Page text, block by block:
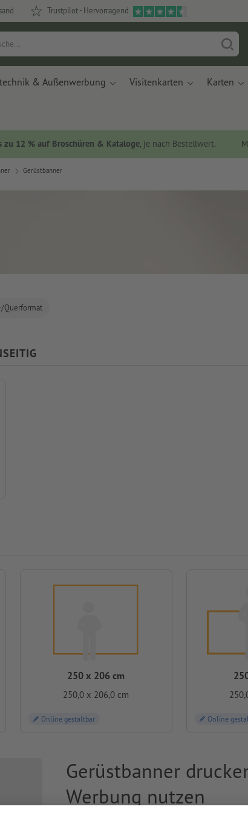
Trustpilot - Hervorragend
& Außenwerbung Visitenkarten Karten
zu 12 % auf Broschüren & Kataloge, je nach Bestellwert.
Gerüstbanner
Querformat
250 x 206 cm
250,0 x 206,0 cm
Online gestaltbar Online
Gerüstbanner
Werbung nutzen